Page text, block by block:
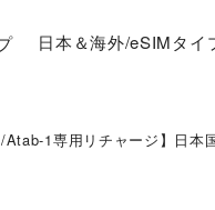
日本＆海外/eSIMタイ
Atab-1専用リチャージ】日